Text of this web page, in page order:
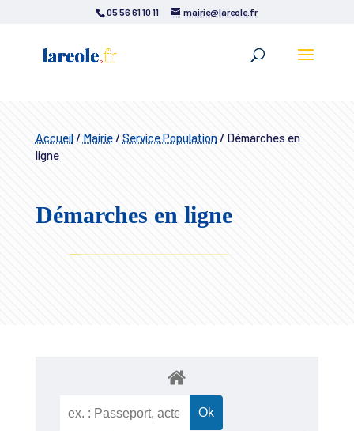
05 56 61 10 11 mairie@lareole.fr
Accueil/ Mairie/Service Population/Démarches en
ligne
Démarches en ligne